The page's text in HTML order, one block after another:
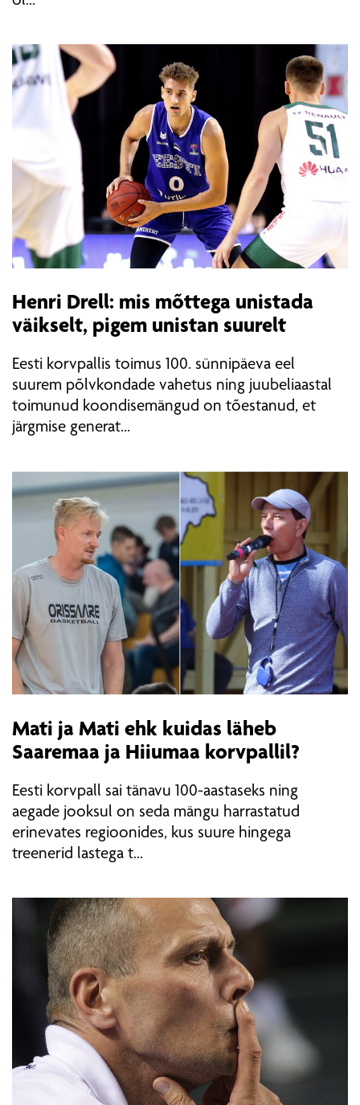
Henri Drell: mis mõttega unistada
väikselt, pigem unistan suurelt
Eesti korvpallis toimus 100. sünnipäeva eel
suurem põlvkondade vahetus ning juubeliaastal
toimunud koondisemängud on tõestanud, et
järgmise generat...
Mati ja Mati ehk kuidas läheb
Saaremaa ja Hiiumaa korvpallil?
Eesti korvpall sai tänavu 100-aastaseks ning
aegade jooksul on seda mängu harrastatud
erinevates regioonides, kus suure hingega
treenerid lastega t...